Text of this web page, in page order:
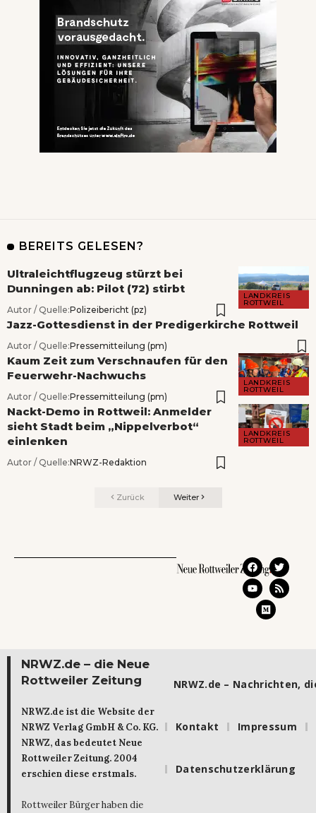
BEREITS GELESEN?
LANDKREIS
ROTTWEIL
Ultraleichtflugzeug stürzt bei
Dunningen ab: Pilot (72) stirbt
Autor / Quelle:Polizeibericht (pz)
Jazz-Gottesdienst in der Predigerkirche Rottweil
Autor / Quelle:Pressemitteilung (pm)
LANDKREIS
ROTTWEIL
Kaum Zeit zum Verschnaufen für den
Feuerwehr-Nachwuchs
Autor / Quelle:Pressemitteilung (pm)
LANDKREIS
ROTTWEIL
Nackt-Demo in Rottweil: Anmelder
sieht Stadt beim „Nippelverbot“
einlenken
Autor / Quelle:NRWZ-Redaktion
Zurück Weiter
NRWZ.de – die Neue
Rottweiler Zeitung
NRWZ.de ist die Website der
NRWZ Verlag GmbH & Co. KG.
NRWZ, das bedeutet Neue
Rottweiler Zeitung. 2004
erschien diese erstmals.
Rottweiler Bürger haben die
NRWZ.de – Nachrichten,
Kontakt Impressum
Datenschutzerklärung